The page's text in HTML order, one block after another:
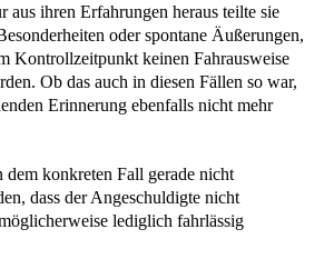
aus ihren Erfahrungen heraus teilte sie
oder spontane Äußerungen,
Kontrollzeitpunkt keinen Fahrausweise
Ob das auch in diesen Fällen so war,
Erinnerung ebenfalls nicht mehr
dem konkreten Fall gerade nicht
dass der Angeschuldigte nicht
lediglich fahrlässig